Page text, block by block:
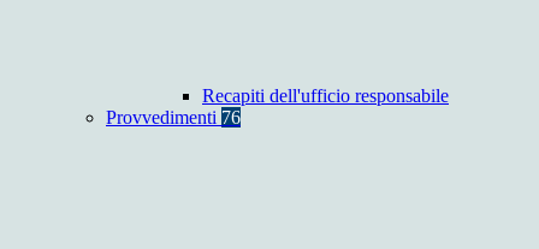
Recapiti dell'ufficio responsabile
Provvedimenti 76